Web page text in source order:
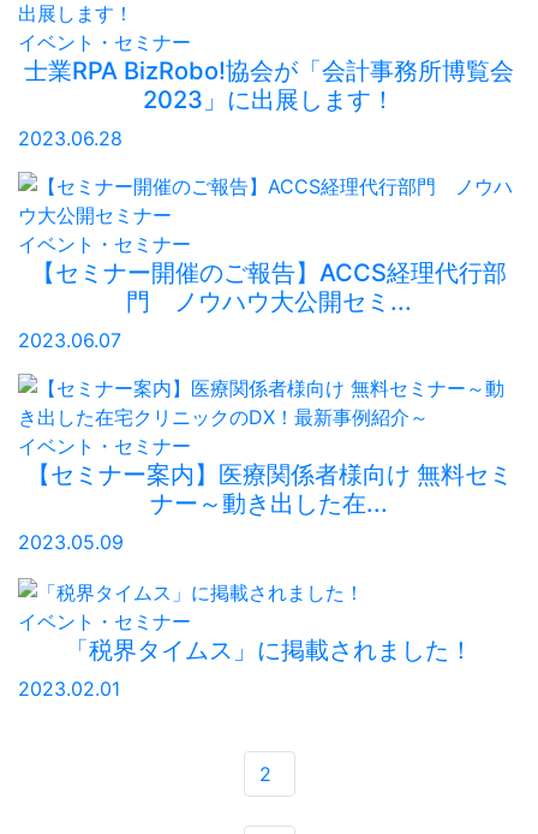
イベント・セミナー
士業RPA BizRobo!協会が「会計事務所博覧会
2023」に出展します！
2023.06.28
イベント・セミナー
【セミナー開催のご報告】ACCS経理代行部
門 ノウハウ大公開セミ...
2023.06.07
イベント・セミナー
【セミナー案内】医療関係者様向け 無料セミ
ナー～動き出した在...
2023.05.09
イベント・セミナー
「税界タイムス」に掲載されました！
2023.02.01
2